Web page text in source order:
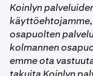
Koinlyn
osapuolten
kolmannen
emme ota